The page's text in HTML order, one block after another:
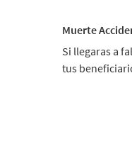
Muerte
Si llegaras a
tus